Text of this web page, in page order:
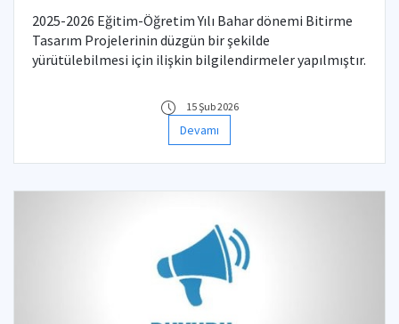
2025-2026 Eğitim-Öğretim Yılı Bahar dönemi Bitirme
Tasarım Projelerinin düzgün bir şekilde
yürütülebilmesi için ilişkin bilgilendirmeler yapılmıştır.
15 Şub 2026
Devamı